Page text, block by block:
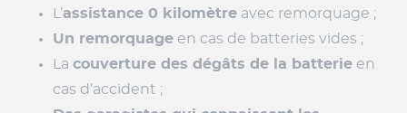
L’assistance 0 kilomètre avec remorquage ;
Un remorquage en cas de batteries vides ;
La couverture des dégâts de la batterie en
cas d’accident ;